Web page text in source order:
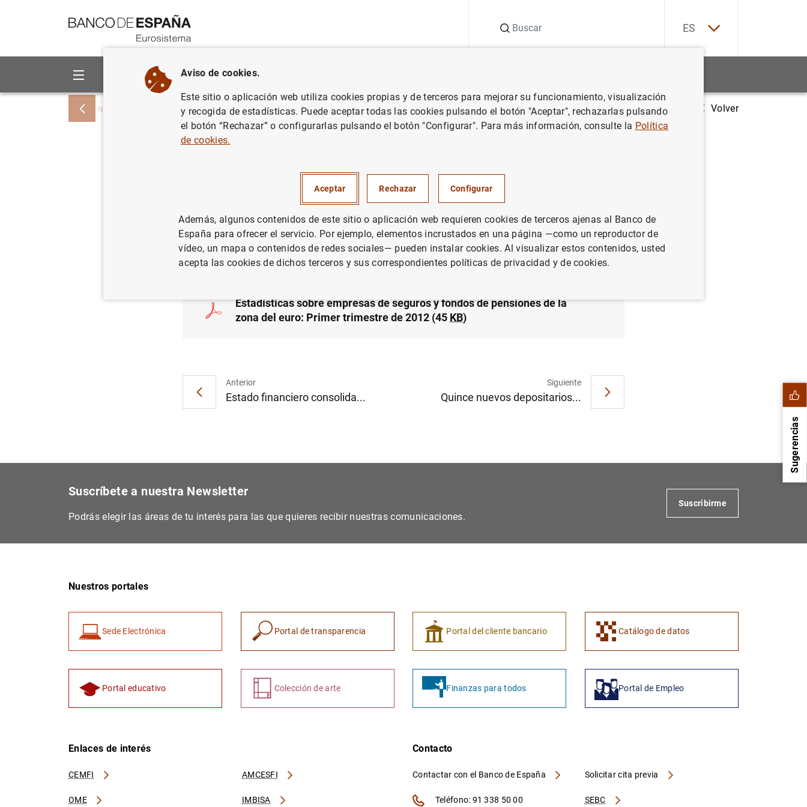
ES
Sobre el Banco Áreas de actuación
Inicio Noticias y eventos Noticias del Banco Central Europeo Notas de prensa del Banco Central Europeo Estadísticas sobre empresas de seguros y fondos de pensiones de
Volver
fondos de pensiones de la zona del euro: Primer
trimestre de 2012
03/07/2012
Estadísticas sobre empresas de seguros y fondos de pensiones de la
zona del euro: Primer trimestre de 2012 (45 KB)
Anterior
Estado financiero consolida...
Siguiente
Quince nuevos depositarios...
Sugerencias
Suscríbete a nuestra Newsletter
Podrás elegir las áreas de tu interés para las que quieres recibir nuestras comunicaciones.
Suscribirme
Nuestros portales
Sede Electrónica Portal de transparencia Portal del cliente bancario Catálogo de datos
Portal educativo Colección de arte Finanzas para todos Portal de Empleo
Enlaces de interés
CEMFI AMCESFI
OME IMBISA
Contacto
Contactar con el Banco de España
SEBC
Solicitar cita previa
Teléfono: 91 338 50 00
Aviso de cookies.
Este sitio o aplicación web utiliza cookies propias y de terceros para mejorar su funcionamiento, visualización
y recogida de estadísticas. Puede aceptar todas las cookies pulsando el botón "Aceptar", rechazarlas pulsando
el botón “Rechazar” o configurarlas pulsando el botón "Configurar". Para más información, consulte la Política
de cookies.
Aceptar Rechazar Configurar
Además, algunos contenidos de este sitio o aplicación web requieren cookies de terceros ajenas al Banco de
España para ofrecer el servicio. Por ejemplo, elementos incrustados en una página —como un reproductor de
vídeo, un mapa o contenidos de redes sociales— pueden instalar cookies. Al visualizar estos contenidos, usted
acepta las cookies de dichos terceros y sus correspondientes políticas de privacidad y de cookies.